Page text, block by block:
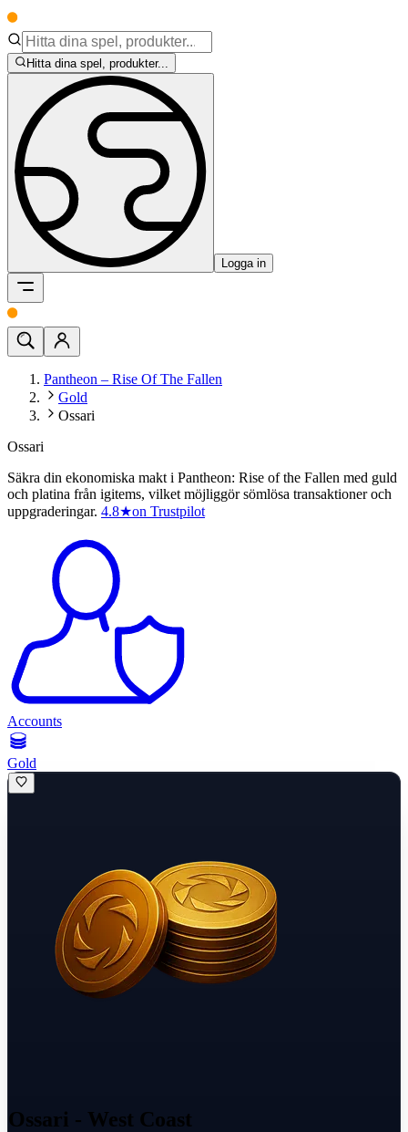
Hitta dina spel, produkter...
Logga in
Pantheon – Rise Of The Fallen
Gold
Ossari
Ossari
Säkra din ekonomiska makt i Pantheon: Rise of the Fallen med guld
och platina från igitems, vilket möjliggör sömlösa transaktioner och
uppgraderingar. 4.8★on Trustpilot
Accounts
Gold
Ossari - West Coast